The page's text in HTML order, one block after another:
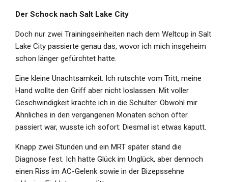
Der Schock nach Salt Lake City
Doch nur zwei Trainingseinheiten nach dem Weltcup in Salt
Lake City passierte genau das, wovor ich mich insgeheim
schon länger gefürchtet hatte.
Eine kleine Unachtsamkeit. Ich rutschte vom Tritt, meine
Hand wollte den Griff aber nicht loslassen. Mit voller
Geschwindigkeit krachte ich in die Schulter. Obwohl mir
Ähnliches in den vergangenen Monaten schon öfter
passiert war, wusste ich sofort: Diesmal ist etwas kaputt.
Knapp zwei Stunden und ein MRT später stand die
Diagnose fest. Ich hatte Glück im Unglück, aber dennoch
einen Riss im AC-Gelenk sowie in der Bizepssehne